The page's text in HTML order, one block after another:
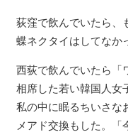
荻窪で飲んでいたら、
蝶ネクタイはしてなか
西荻で飲んでいたら「
相席した若い韓国人女
私の中に眠るちいさな
メアド交換もした。「